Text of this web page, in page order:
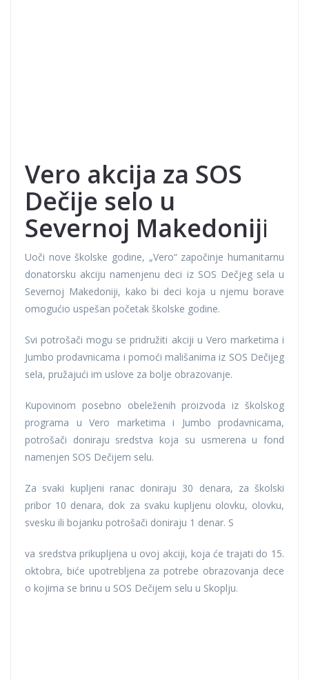
Vero akcija za SOS
Dečije selo u
Severnoj Makedoniji
Uoči nove školske godine, „Vero“ započinje humanitarnu
donatorsku akciju namenjenu deci iz SOS Dečjeg sela u
Severnoj Makedoniji, kako bi deci koja u njemu borave
omogućio uspešan početak školske godine.
Svi potrošači mogu se pridružiti akciji u Vero marketima i
Jumbo prodavnicama i pomoći mališanima iz SOS Dečijeg
sela, pružajući im uslove za bolje obrazovanje.
Kupovinom posebno obeleženih proizvoda iz školskog
programa u Vero marketima i Jumbo prodavnicama,
potrošači doniraju sredstva koja su usmerena u fond
namenjen SOS Dečijem selu.
Za svaki kupljeni ranac doniraju 30 denara, za školski
pribor 10 denara, dok za svaku kupljenu olovku, olovku,
svesku ili bojanku potrošači doniraju 1 denar. S
va sredstva prikupljena u ovoj akciji, koja će trajati do 15.
oktobra, biće upotrebljena za potrebe obrazovanja dece
o kojima se brinu u SOS Dečijem selu u Skoplju.